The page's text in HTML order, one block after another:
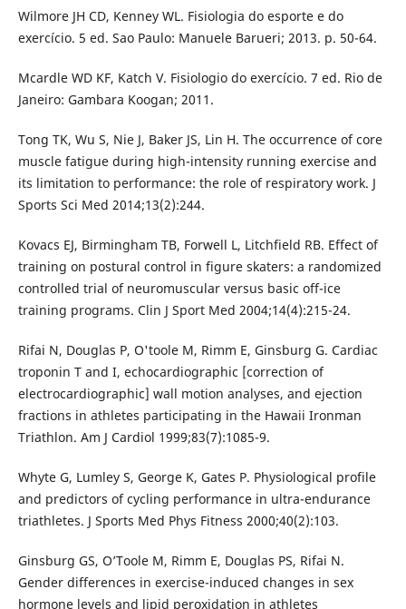
Wilmore JH CD, Kenney WL. Fisiologia do esporte e do
exercício. 5 ed. Sao Paulo: Manuele Barueri; 2013. p. 50-64.
Mcardle WD KF, Katch V. Fisiologio do exercício. 7 ed. Rio de
Janeiro: Gambara Koogan; 2011.
Tong TK, Wu S, Nie J, Baker JS, Lin H. The occurrence of core
muscle fatigue during high-intensity running exercise and
its limitation to performance: the role of respiratory work. J
Sports Sci Med 2014;13(2):244.
Kovacs EJ, Birmingham TB, Forwell L, Litchfield RB. Effect of
training on postural control in figure skaters: a randomized
controlled trial of neuromuscular versus basic off-ice
training programs. Clin J Sport Med 2004;14(4):215-24.
Rifai N, Douglas P, O'toole M, Rimm E, Ginsburg G. Cardiac
troponin T and I, echocardiographic [correction of
electrocardiographic] wall motion analyses, and ejection
fractions in athletes participating in the Hawaii Ironman
Triathlon. Am J Cardiol 1999;83(7):1085-9.
Whyte G, Lumley S, George K, Gates P. Physiological profile
and predictors of cycling performance in ultra-endurance
triathletes. J Sports Med Phys Fitness 2000;40(2):103.
Ginsburg GS, O’Toole M, Rimm E, Douglas PS, Rifai N.
Gender differences in exercise-induced changes in sex
hormone levels and lipid peroxidation in athletes